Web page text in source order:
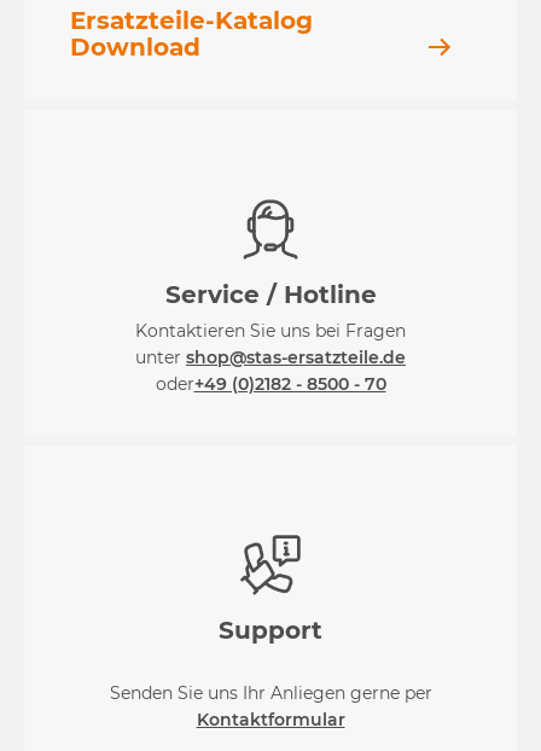
Ersatzteile-Katalog
Download
Service / Hotline
Kontaktieren Sie uns bei Fragen
unter shop@stas-ersatzteile.de
oder+49 (0)2182 - 8500 - 70
Support
Senden Sie uns Ihr Anliegen gerne per
Kontaktformular